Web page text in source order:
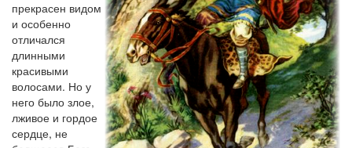
прекрасен видом
и особенно
отличался
длинными
красивыми
волосами. Но у
него было злое,
лживое и гордое
сердце, не